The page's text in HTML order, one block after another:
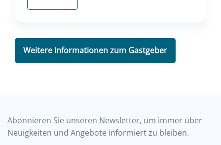
Weitere Informationen zum Gastgeber
Abonnieren Sie unseren Newsletter, um immer über
Neuigkeiten und Angebote informiert zu bleiben.